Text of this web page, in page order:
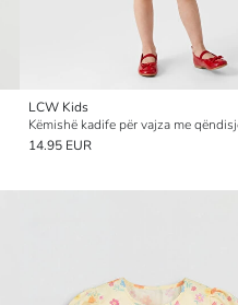
LCW Kids
14.95 EUR